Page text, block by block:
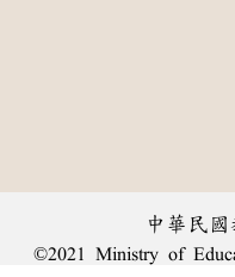
中華民
©2021 Ministry of